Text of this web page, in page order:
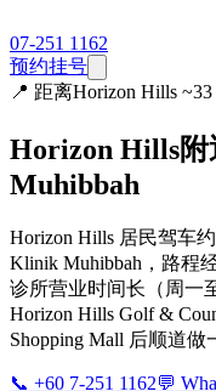
07-251 1162
预约挂号
📍 距离Horizon Hills ~33
Horizon Hills
Muhibbah
Horizon Hills 居民驾车
Klinik Muhibbah，路程
诊所营业时间长（周一
Horizon Hills Golf &
Shopping Mall 后顺道做
📞 +60 7-251 1162💬